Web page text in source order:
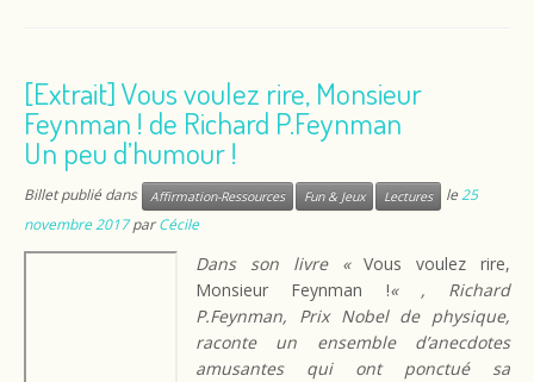
[Extrait] Vous voulez rire, Monsieur
Feynman ! de Richard P.Feynman
Un peu d’humour !
Billet publié dans Affirmation-Ressources Fun & Jeux Lectures le25
novembre 2017 parCécile
Dans son livre «Vous voulez rire,
Monsieur Feynman !« , Richard
P.Feynman, Prix Nobel de physique,
raconte un ensemble d’anecdotes
amusantes qui ont ponctué sa